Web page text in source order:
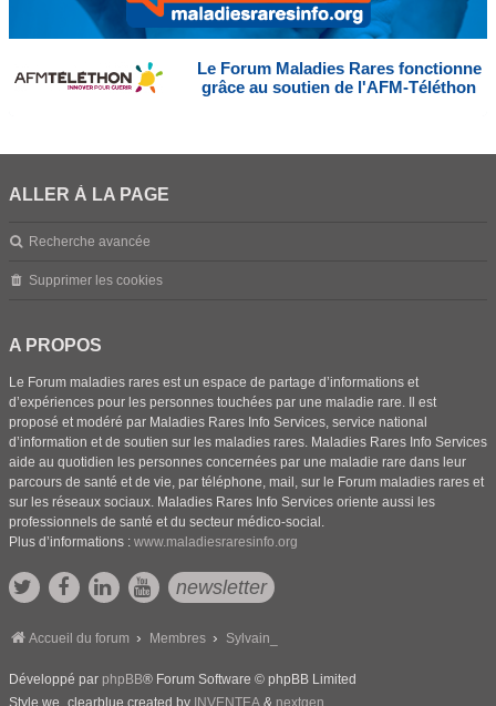
Le Forum Maladies Rares fonctionne
grâce au soutien de l'AFM-Téléthon
ALLER À LA PAGE
Recherche avancée
Supprimer les cookies
A PROPOS
Le Forum maladies rares est un espace de partage d’informations et
d’expériences pour les personnes touchées par une maladie rare. Il est
proposé et modéré par Maladies Rares Info Services, service national
d’information et de soutien sur les maladies rares. Maladies Rares Info Services
aide au quotidien les personnes concernées par une maladie rare dans leur
parcours de santé et de vie, par téléphone, mail, sur le Forum maladies rares et
sur les réseaux sociaux. Maladies Rares Info Services oriente aussi les
professionnels de santé et du secteur médico-social.
Plus d’informations : www.maladiesraresinfo.org
newsletter
Accueil du forum Membres Sylvain_
Développé par phpBB® Forum Software © phpBB Limited
Style we_clearblue created by INVENTEA & nextgen